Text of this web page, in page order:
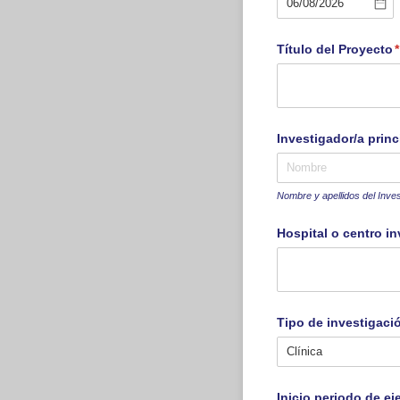
Título del Proyecto *
Investigador/​a
Nombre y apellidos del
Hospital o centro
Tipo de